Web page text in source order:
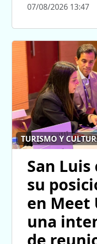
07/08/2026 13:47
TURISMO Y
San
su
en Meet
una